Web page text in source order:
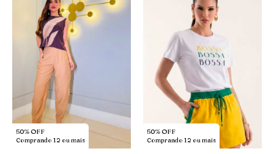
50% OFF
Comprando 12 ou mais
50% OFF
Comprando 12 ou mais